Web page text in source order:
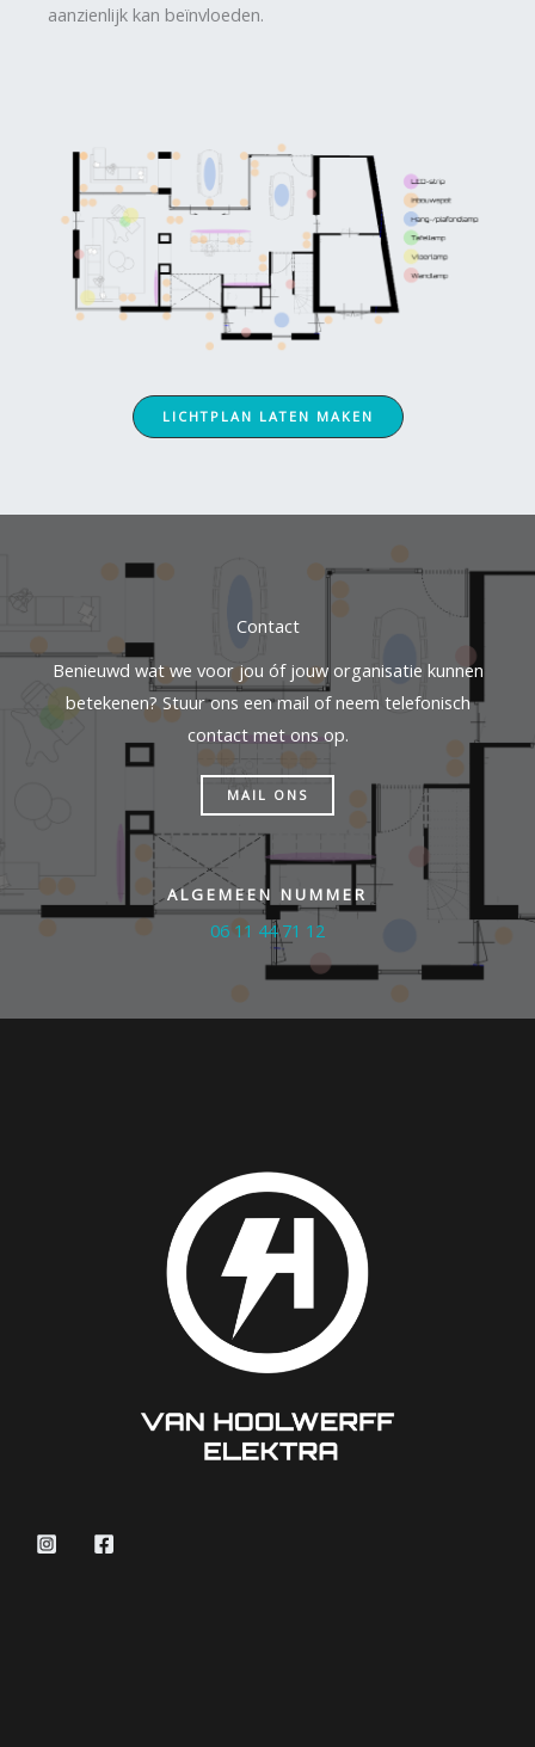
aanzienlijk kan beïnvloeden.
LICHTPLAN LATEN MAKEN
Contact
Benieuwd wat we voor jou óf jouw organisatie kunnen
betekenen? Stuur ons een mail of neem telefonisch
contact met ons op.
MAIL ONS
ALGEMEEN NUMMER
06 11 44 71 12